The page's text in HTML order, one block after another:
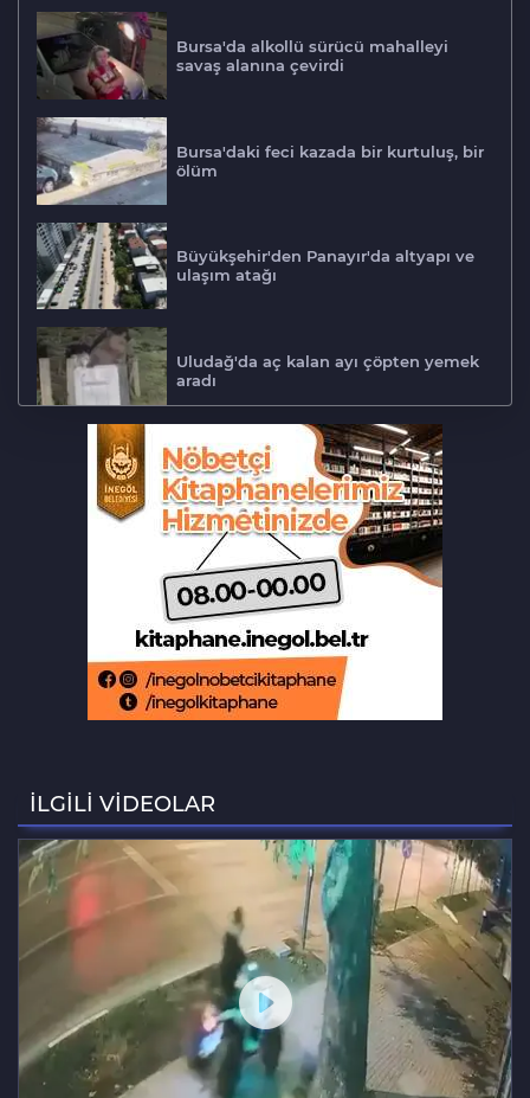
Bursa'da alkollü sürücü mahalleyi
savaş alanına çevirdi
Bursa'daki feci kazada bir kurtuluş, bir
ölüm
Büyükşehir'den Panayır'da altyapı ve
ulaşım atağı
Uludağ'da aç kalan ayı çöpten yemek
aradı
Osmangazi’de kaldırım işgaline geçit
yok
Biba müjdeyi verdi: Bu ay hizmete
açılıyor
Bursa'da lastik tamirhanesi küle
döndü
şen kahkahalar attı
Orhaneli’de yarı olimpik yüzme
havuzu temeli atıldı
İLGİLİ VİDEOLAR